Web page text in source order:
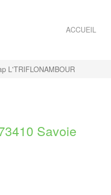
ACCUEIL
L'TRIFLONAMBOUR
Savoie